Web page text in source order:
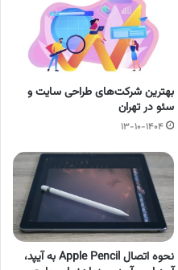
بهترین شرکت‌های طراحی سایت و
سئو در تهران
۱۳-۱۰-۱۴۰۴
نحوه اتصال Apple Pencil به آیپد،